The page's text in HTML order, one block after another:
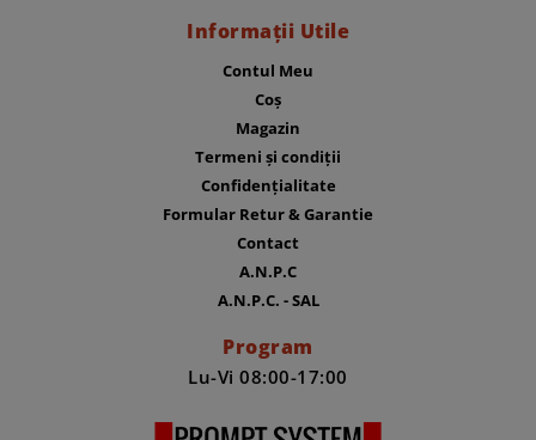
Informații Utile
Contul Meu
Coș
Magazin
Termeni și condiții
Confidențialitate
Formular Retur & Garantie
Contact
A.N.P.C
A.N.P.C. - SAL
Program
Lu-Vi 08:00-17:00